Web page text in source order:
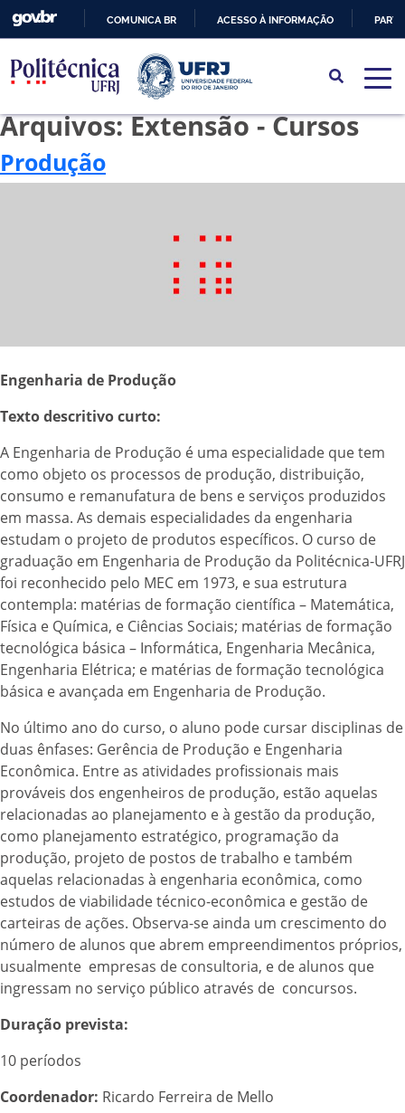
PARA
O
CONTEÚDO
COMUNICA BR ACESSO À INFORMAÇÃO
Arquivos:Extensão - Cursos
Produção
Engenharia de Produção
Texto descritivo curto:
A Engenharia de Produção é uma especialidade que tem
como objeto os processos de produção, distribuição,
consumo e remanufatura de bens e serviços produzidos
em massa. As demais especialidades da engenharia
estudam o projeto de produtos específicos. O curso de
graduação em Engenharia de Produção da Politécnica-UFRJ
foi reconhecido pelo MEC em 1973, e sua estrutura
contempla: matérias de formação científica – Matemática,
Física e Química, e Ciências Sociais; matérias de formação
tecnológica básica – Informática, Engenharia Mecânica,
Engenharia Elétrica; e matérias de formação tecnológica
básica e avançada em Engenharia de Produção.
No último ano do curso, o aluno pode cursar disciplinas de
duas ênfases: Gerência de Produção e Engenharia
Econômica. Entre as atividades profissionais mais
prováveis dos engenheiros de produção, estão aquelas
relacionadas ao planejamento e à gestão da produção,
como planejamento estratégico, programação da
produção, projeto de postos de trabalho e também
aquelas relacionadas à engenharia econômica, como
estudos de viabilidade técnico-econômica e gestão de
carteiras de ações. Observa-se ainda um crescimento do
número de alunos que abrem empreendimentos próprios,
usualmente empresas de consultoria, e de alunos que
ingressam no serviço público através de concursos.
Duração prevista:
10 períodos
Coordenador: Ricardo Ferreira de Mello